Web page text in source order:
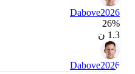
Dabove2026
26‎%‎
Dabove2026